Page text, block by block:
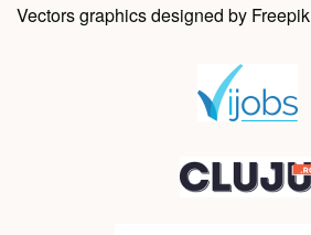
Vectors graphics designed by Freepik